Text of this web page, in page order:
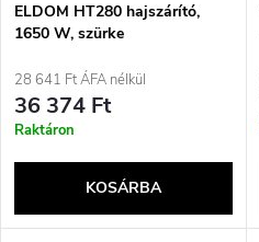
ELDOM HT280 hajszárító,
1650 W, szürke
28 641 Ft ÁFA nélkül
36 374 Ft
Raktáron
KOSÁRBA